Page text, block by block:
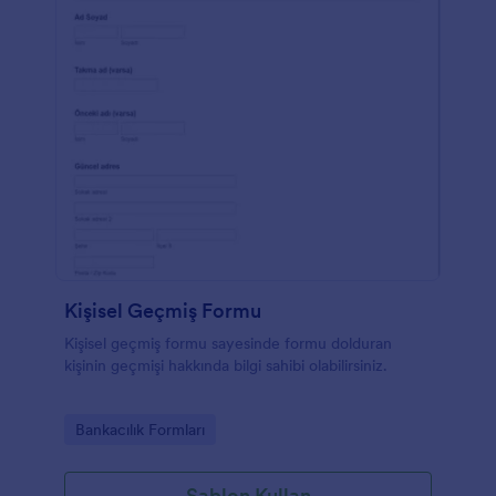
Kişisel Geçmiş Formu
Kişisel geçmiş formu sayesinde formu dolduran
kişinin geçmişi hakkında bilgi sahibi olabilirsiniz.
Go to Category:
Bankacılık Formları